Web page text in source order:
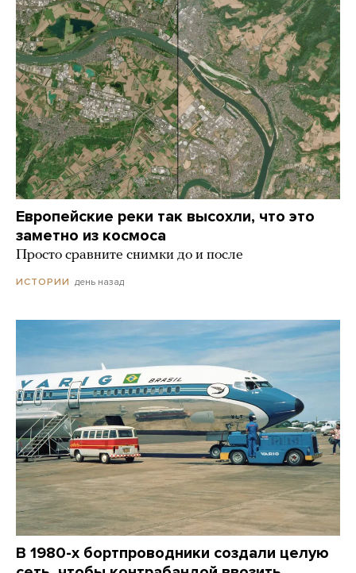
Европейские реки так высохли, что это
заметно из космоса
Просто сравните снимки до и после
ИСТОРИИ день назад
В 1980-х бортпроводники создали целую